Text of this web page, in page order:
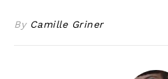
By Camille Griner